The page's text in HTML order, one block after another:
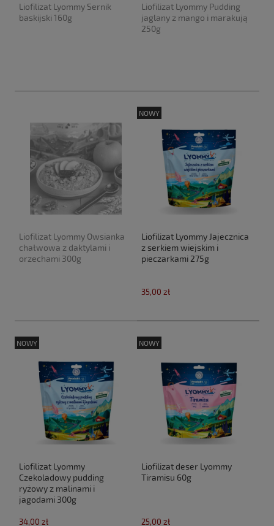
Liofilizat Lyommy Sernik
baskijski 160g
Liofilizat Lyommy Pudding
jaglany z mango i marakują
250g
Liofilizat Lyommy Owsianka
chałwowa z daktylami i
orzechami 300g
Liofilizat Lyommy Jajecznica
z serkiem wiejskim i
pieczarkami 275g
35,00 zł
NOWY
Liofilizat Lyommy
Czekoladowy pudding
ryżowy z malinami i
jagodami 300g
34,00 zł
NOWY
Liofilizat deser Lyommy
Tiramisu 60g
25,00 zł
NOWY